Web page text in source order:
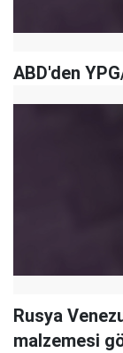
ABD'den
Rusya
malzemesi